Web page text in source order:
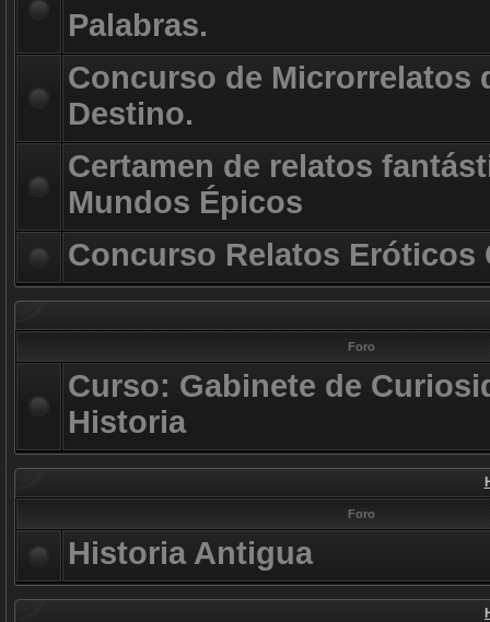
Palabras.
Concurso de Microrrelatos
Destino.
Certamen de relatos
Mundos Épicos
Concurso Relatos Eróticos
Foro
Curso: Gabinete de
Historia
Foro
Historia Antigua